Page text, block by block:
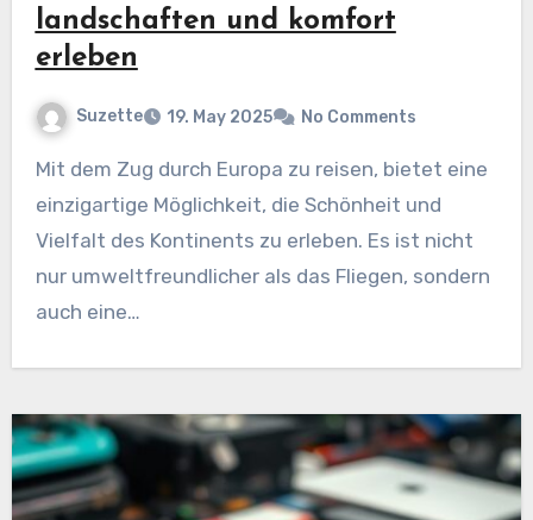
landschaften und komfort
erleben
Suzette 19. May 2025 No Comments
Mit dem Zug durch Europa zu reisen, bietet eine
einzigartige Möglichkeit, die Schönheit und
Vielfalt des Kontinents zu erleben. Es ist nicht
nur umweltfreundlicher als das Fliegen, sondern
auch eine…